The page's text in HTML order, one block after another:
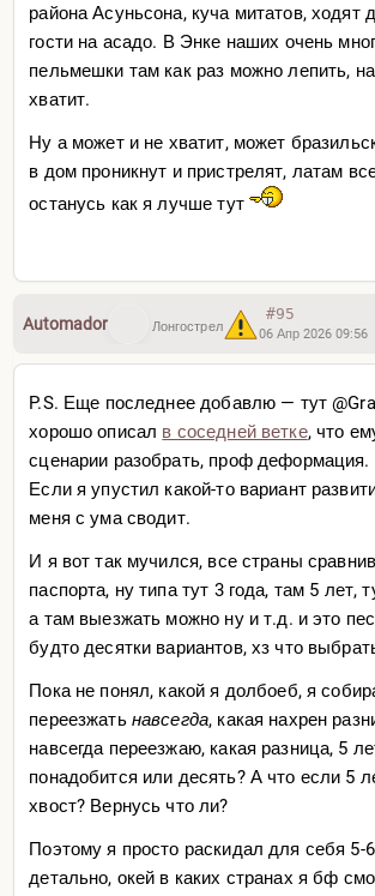
Так что списывать Парагвай со счетов я
Главное уехать, хоть с каким-то
уже разбираться. В любом случае будет
Сколько денег с собой не возьмиих все
хватит. Как план не просчитай все
пойдет. Деньги улетают в первые 6
год деньги закончилось. Работали
прятались, в итоге живут щас себе
работают, уже 15 лет как. Развелись
уверен у тебя все заепись будет,
что если кто прочитает, чтобы не
со счетов. Это не лучшая странадля
перевалочный пункт или стартовая
района Асуньсона, куча митатов, ходят
гости на асадо. В Энке наших очень
пельмешки там как раз можно лепить,
хватит.
Ну а может и не хватит, может
в дом проникнут и пристрелят, латам
останусь как я лучше тут
Automador Лонгострел
#95
06 Апр 2026 09:56
P.S. Еще последнее добавлю — тут
хорошо описал в соседней ветке, что
сценарии разобрать, проф деформация.
Если я упустил какой-то вариант
меня с ума сводит.
И я вот так мучился, все страны
паспорта, ну типа тут 3 года, там 5 лет,
а там выезжать можно ну и т.д. и это
будто десятки вариантов, хз что
Пока не понял, какой я долбоеб, я
переезжать навсегда, какая нахрен
навсегда переезжаю, какая разница, 5
понадобится или десять? А что если 5
хвост? Вернусь что ли?
Поэтому я просто раскидал для себя 5-
детально, окей в каких странах я бф